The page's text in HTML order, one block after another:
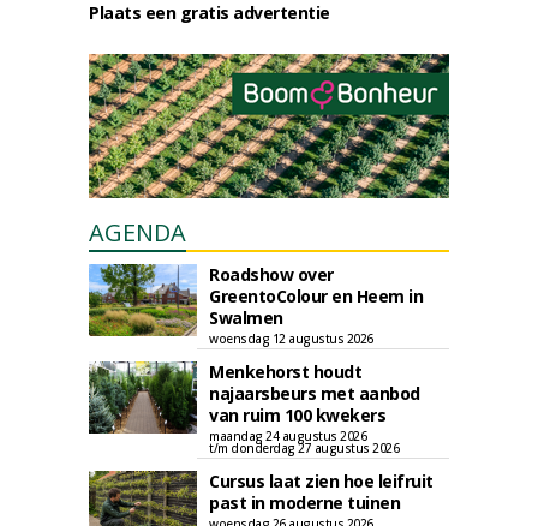
Plaats een gratis advertentie
AGENDA
Roadshow over
GreentoColour en Heem in
Swalmen
woensdag 12 augustus 2026
Menkehorst houdt
najaarsbeurs met aanbod
van ruim 100 kwekers
maandag 24 augustus 2026
t/m donderdag 27 augustus 2026
Cursus laat zien hoe leifruit
past in moderne tuinen